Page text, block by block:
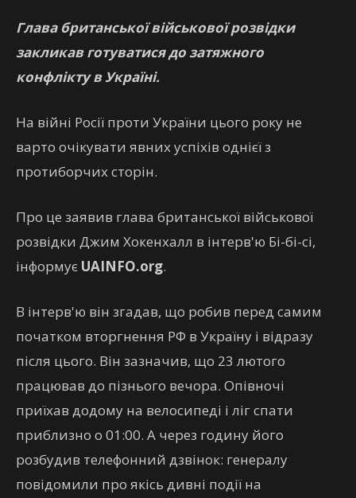
Глава британської військової розвідки
закликав готуватися до затяжного
конфлікту в Україні.
На війні Росії проти України цього року не
варто очікувати явних успіхів однієї з
протиборчих сторін.
Про це заявив глава британської військової
розвідки Джим Хокенхалл в інтерв'ю Бі-бі-сі,
інформує UAINFO.org.
В інтерв'ю він згадав, що робив перед самим
початком вторгнення РФ в Україну і відразу
після цього. Він зазначив, що 23 лютого
працював до пізнього вечора. Опівночі
приїхав додому на велосипеді і ліг спати
приблизно о 01:00. А через годину його
розбудив телефонний дзвінок: генералу
повідомили про якісь дивні події на